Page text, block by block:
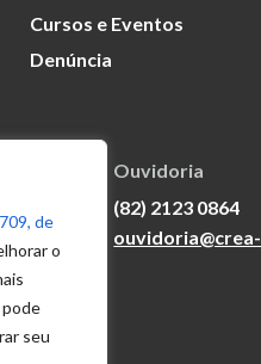
de
o
pode
seu
Cursos e Eventos
Denúncia
Ouvidoria
(82) 2123 0864